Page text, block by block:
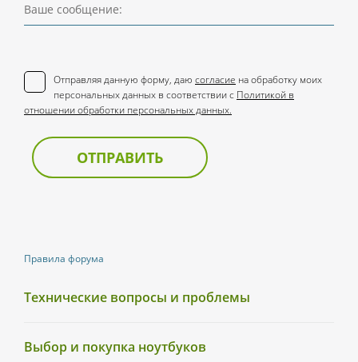
Правила форума
Технические вопросы и проблемы
Выбор и покупка ноутбуков
Ваше сообщение:
Отправляя данную форму, даю согласие на обработку моих
персональных данных в соответствии с Политикой в
отношении обработки персональных данных.
ОТПРАВИТЬ